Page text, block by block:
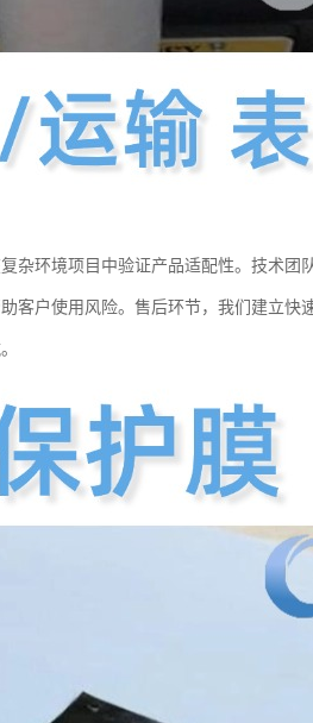
杂环境项目中验证产品适配性。技术团
客户使用风险。售后环节，我们建立快